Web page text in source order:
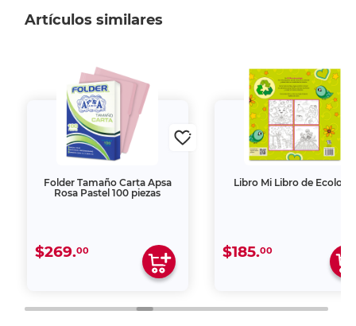
Artículos similares
Folder Tamaño Carta Apsa
Rosa Pastel 100 piezas
$269.00
Libro Mi Libro de Ecología
$185.00